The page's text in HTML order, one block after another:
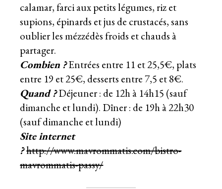
calamar, farci aux petits légumes, riz et
supions, épinards et jus de crustacés, sans
oublier les mézzédès froids et chauds à
partager.
Combien ?Entrées entre 11 et 25,5€, plats
entre 19 et 25€, desserts entre 7,5 et 8€.
Quand ?Déjeuner : de 12h à 14h15 (sauf
dimanche et lundi). Dîner : de 19h à 22h30
(sauf dimanche et lundi)
Site internet
?http://www.mavrommatis.com/bistro-
mavrommatis-passy/